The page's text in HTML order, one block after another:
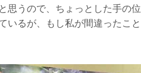
思うので、ちょっとした手の
いるが、もし私が間違ったこ